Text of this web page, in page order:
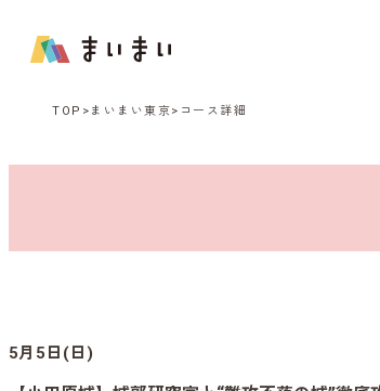
TOP まいまい東京 コース詳細
5月5日(日)